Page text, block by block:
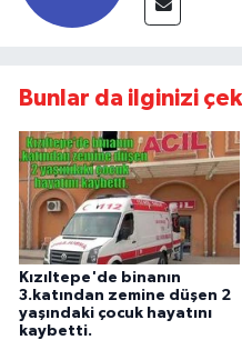
Bunlar da ilginizi
Kızıltepe'de binanın
3.katından zemine düşen 2
yaşındaki çocuk hayatını
kaybetti.